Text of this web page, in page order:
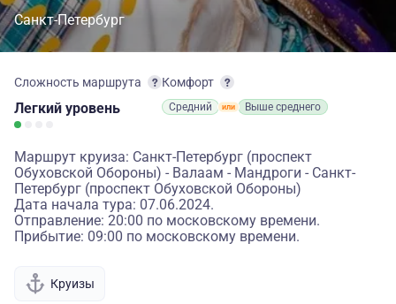
Санкт-Петербург
Сложность маршрута
Легкий уровень
Комфорт
Средний Выше среднего
Маршрут круиза: Санкт-Петербург (проспект
Обуховской Обороны) - Валаам - Мандроги - Санкт-
Петербург (проспект Обуховской Обороны)
Дата начала тура: 07.06.2024.
Отправление: 20:00 по московскому времени.
Прибытие: 09:00 по московскому времени.
Круизы